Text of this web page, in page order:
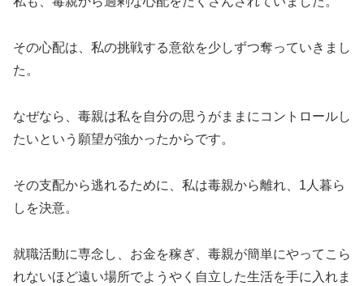
その心配は、私の挑戦する意欲を少しずつ奪っていきまし
た。
なぜなら、毒親は私を自分の思うがままにコントロールし
たいという願望が強かったからです。
その支配から逃れるために、私は毒親から離れ、1人暮ら
しを決意。
就職活動に専念し、お金を稼ぎ、毒親が簡単にやってこら
れないほど遠い場所でようやく自立した生活を手に入れま